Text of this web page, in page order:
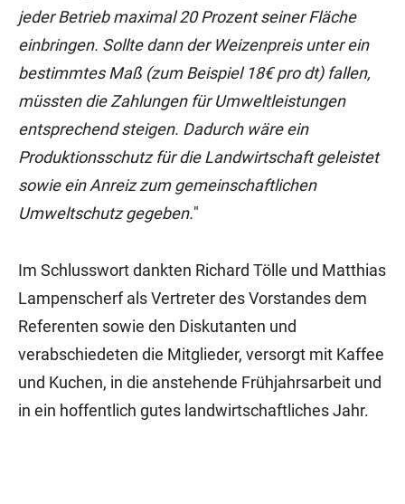
jeder Betrieb maximal 20 Prozent seiner Fläche
einbringen. Sollte dann der Weizenpreis unter ein
bestimmtes Maß (zum Beispiel 18€ pro dt) fallen,
müssten die Zahlungen für Umweltleistungen
entsprechend steigen. Dadurch wäre ein
Produktionsschutz für die Landwirtschaft geleistet
sowie ein Anreiz zum gemeinschaftlichen
Umweltschutz gegeben."
Im Schlusswort dankten Richard Tölle und Matthias
Lampenscherf als Vertreter des Vorstandes dem
Referenten sowie den Diskutanten und
verabschiedeten die Mitglieder, versorgt mit Kaffee
und Kuchen, in die anstehende Frühjahrsarbeit und
in ein hoffentlich gutes landwirtschaftliches Jahr.